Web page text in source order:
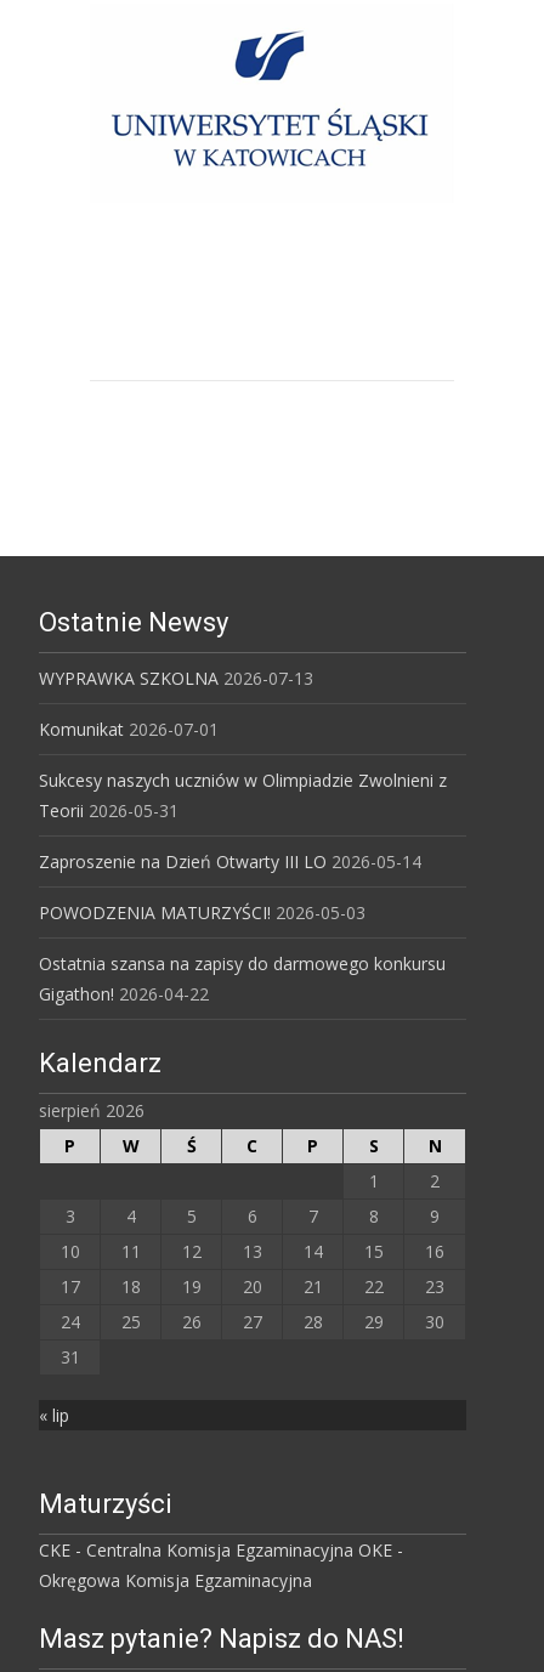
Ostatnie Newsy
WYPRAWKA SZKOLNA 2026-07-13
Komunikat 2026-07-01
Sukcesy naszych uczniów w Olimpiadzie Zwolnieni z
Teorii 2026-05-31
Zaproszenie na Dzień Otwarty III LO 2026-05-14
POWODZENIA MATURZYŚCI! 2026-05-03
Ostatnia szansa na zapisy do darmowego konkursu
Gigathon! 2026-04-22
Kalendarz
sierpień 2026
P
W Ś C P S
N
1
2
3
4 5 6 7 8
9
10
11 12 13 14 15
16
17
18 19 20 21 22
23
24
25 26 27 28 29
30
31
« lip
Maturzyści
CKE - Centralna Komisja Egzaminacyjna OKE -
Okręgowa Komisja Egzaminacyjna
Masz pytanie? Napisz do NAS!